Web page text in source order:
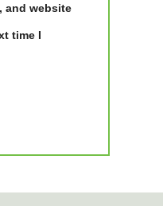
and website
time I